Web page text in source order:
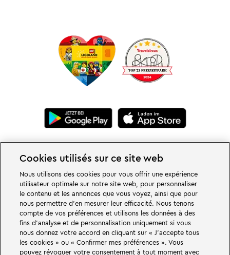
De grandes choses vous attendent dans les mondes d'aventure du parc
familial et de loisirs LEGOLAND en Allemagne. Découvrez des attractions
passionnantes et beaucoup de plaisir LEGO®. LEGOLAND Deutschland
Resort en Allemagne est un parc de loisirs pour les familles avec des enfants
de 2 à 12 ans. Le parc LEGOLAND est situé près de Günzburg en Bavière.
LEGOLAND Deutschland est l'un des plus grands parcs d'attractions de
Bavière et l'un des plus connus et des plus populaires d'Allemagne. Avec 68
Cookies utilisés sur ce site web
Nous utilisons des cookies pour vous offrir une expérience
utilisateur optimale sur notre site web, pour personnaliser
le contenu et les annonces que vous voyez, ainsi que pour
nous permettre d'en mesurer leur efficacité. Nous tenons
compte de vos préférences et utilisons les données à des
fins d'analyse et de personnalisation uniquement si vous
nous donnez votre accord en cliquant sur « J'accepte tous
les cookies » ou « Confirmer mes préférences ». Vous
pouvez révoquer votre consentement à tout moment avec